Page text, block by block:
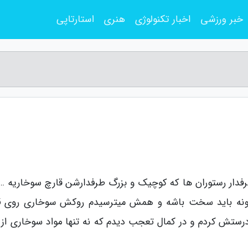
رستوران ها که کوچیک و بزرگ طرفدارشن قارچ سوخاریه
باید سخت باشه و همش میترسیدم روکش سوخاری روی
درستش کردم و در کمال تعجب دیدم که نه تنها مواد سوخاری
خبر ورزشی اخبار تکنولوژی هنری استارتاپی